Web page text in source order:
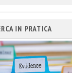
IN PRATICA